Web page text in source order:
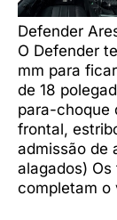
Defender
O Defender
mm para
de 18
para-choque
frontal,
admissão de
alagados)
completam o